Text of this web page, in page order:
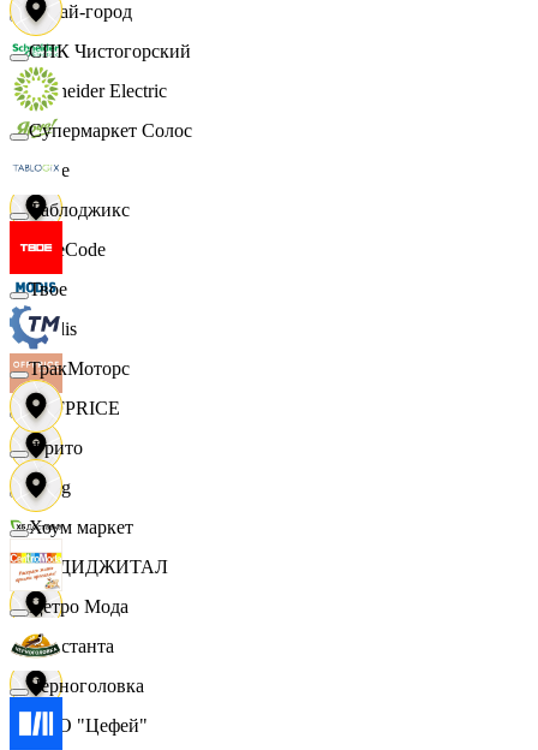
Читай-город
Schneider Electric
Ярче
FaceCode
Modis
OFFPRICE
string
X5 ДИДЖИТАЛ
Константа
ООО "Цефей"
СПК Чистогорский
Супермаркет Солос
Таблоджикс
Твое
ТракМоторс
Фрито
Хоум маркет
Цетро Мода
Черноголовка